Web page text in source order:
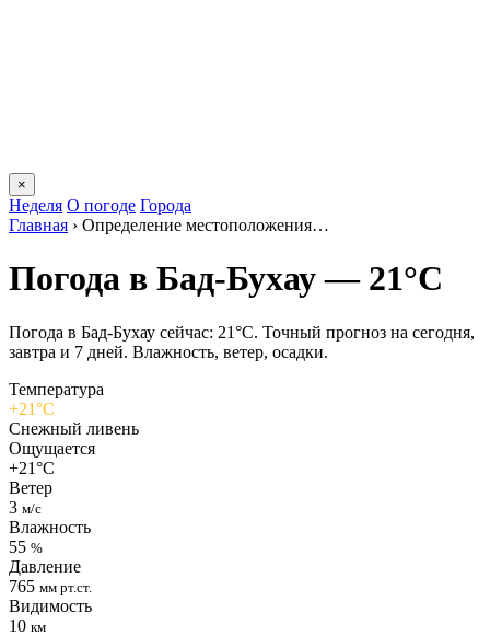
×
Неделя О погоде Города
Главная › Определение местоположения…
Погода в Бад-Бухау — 21°C
Погода в Бад-Бухау сейчас: 21°C. Точный прогноз на сегодня,
завтра и 7 дней. Влажность, ветер, осадки.
Температура
+21°C
Снежный ливень
Ощущается
+21°C
Ветер
3 м/с
Влажность
55 %
Давление
765 мм рт.ст.
Видимость
10 км